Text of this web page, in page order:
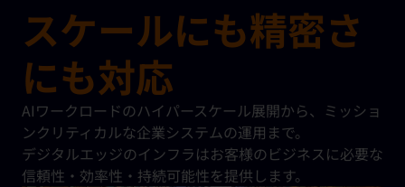
スケールにも精密さ
にも対応
AIワークロードのハイパースケール展開から、ミッショ
ンクリティカルな企業システムの運用まで。
デジタルエッジのインフラはお客様のビジネスに必要な
信頼性・効率性・持続可能性を提供します。